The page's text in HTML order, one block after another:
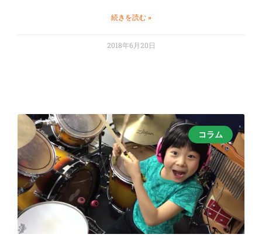
続きを読む »
2018年6月20日
コラム